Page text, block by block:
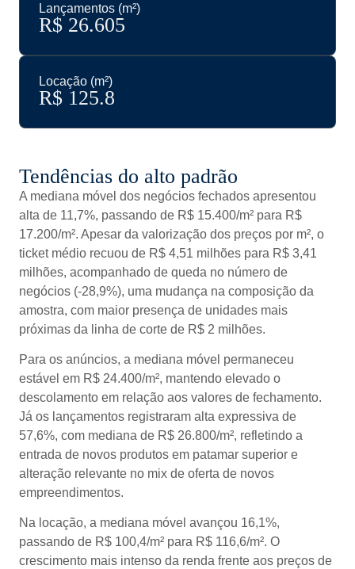
Lançamentos (m²)
R$ 26.605
Locação (m²)
R$ 125.8
Tendências do alto padrão
A mediana móvel dos negócios fechados apresentou
alta de 11,7%, passando de R$ 15.400/m² para R$
17.200/m². Apesar da valorização dos preços por m², o
ticket médio recuou de R$ 4,51 milhões para R$ 3,41
milhões, acompanhado de queda no número de
negócios (-28,9%), uma mudança na composição da
amostra, com maior presença de unidades mais
próximas da linha de corte de R$ 2 milhões.
Para os anúncios, a mediana móvel permaneceu
estável em R$ 24.400/m², mantendo elevado o
descolamento em relação aos valores de fechamento.
Já os lançamentos registraram alta expressiva de
57,6%, com mediana de R$ 26.800/m², refletindo a
entrada de novos produtos em patamar superior e
alteração relevante no mix de oferta de novos
empreendimentos.
Na locação, a mediana móvel avançou 16,1%,
passando de R$ 100,4/m² para R$ 116,6/m². O
crescimento mais intenso da renda frente aos preços de